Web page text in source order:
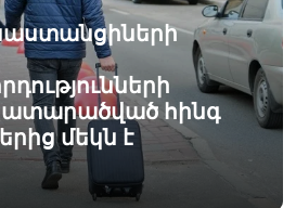
հինգ
մեկն է